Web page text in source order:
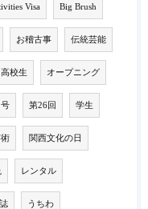
Visa Big Brush
お稽古事 伝統芸能
高校生 オープニング
第26回 学生
関西文化の日
レンタル
うちわ